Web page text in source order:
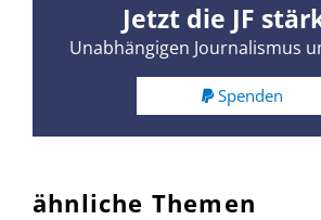
Jetzt die JF
Unabhängigen Journalismus
Spenden
ähnliche Themen